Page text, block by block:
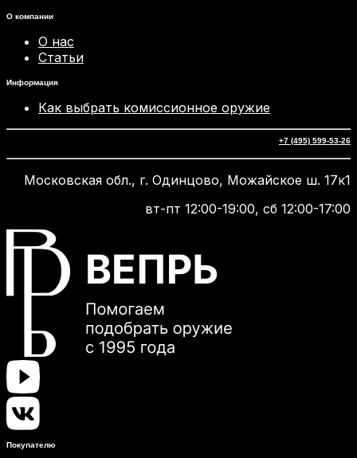
О компании
О нас
Статьи
Информация
Как выбрать комиссионное оружие
+7 (495) 599-53-26
Московская обл., г. Одинцово, Можайское ш. 17к1
вт-пт 12:00-19:00, сб 12:00-17:00
Покупателю